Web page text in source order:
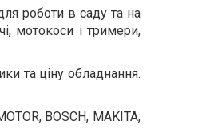
роботи в саду та на
мотокоси і тримери,
та ціну обладнання.
BOSCH, MAKITA,